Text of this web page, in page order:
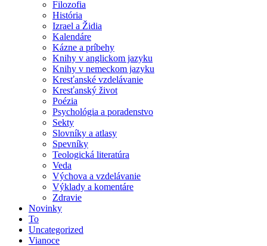
Filozofia
História
Izrael a Židia
Kalendáre
Kázne a príbehy
Knihy v anglickom jazyku
Knihy v nemeckom jazyku
Kresťanské vzdelávanie
Kresťanský život
Poézia
Psychológia a poradenstvo
Sekty
Slovníky a atlasy
Spevníky
Teologická literatúra
Veda
Výchova a vzdelávanie
Výklady a komentáre
Zdravie
Novinky
To
Uncategorized
Vianoce